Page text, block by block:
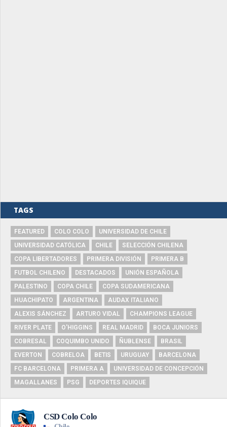
TAGS
FEATURED COLO COLO
UNIVERSIDAD DE CHILE
UNIVERSIDAD CATÓLICA
CHILE
SELECCIÓN CHILENA
COPA LIBERTADORES
PRIMERA DIVISIÓN
PRIMERA B
FUTBOL CHILENO
DESTACADOS
UNIÓN ESPAÑOLA
PALESTINO
COPA CHILE
COPA SUDAMERICANA
HUACHIPATO
ARGENTINA
AUDAX ITALIANO
ALEXIS SÁNCHEZ
ARTURO VIDAL
CHAMPIONS LEAGUE
RIVER PLATE
O'HIGGINS REAL MADRID
BOCA JUNIORS
COBRESAL
COQUIMBO UNIDO ÑUBLENSE
BRASIL
EVERTON
COBRELOA BETIS URUGUAY
BARCELONA
FC BARCELONA
PRIMERA A
UNIVERSIDAD DE CONCEPCIÓN
MAGALLANES
PSG DEPORTES IQUIQUE